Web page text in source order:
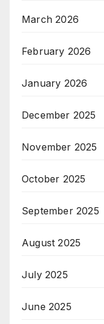
March 2026
February 2026
January 2026
December 2025
November 2025
October 2025
September 2025
August 2025
July 2025
June 2025